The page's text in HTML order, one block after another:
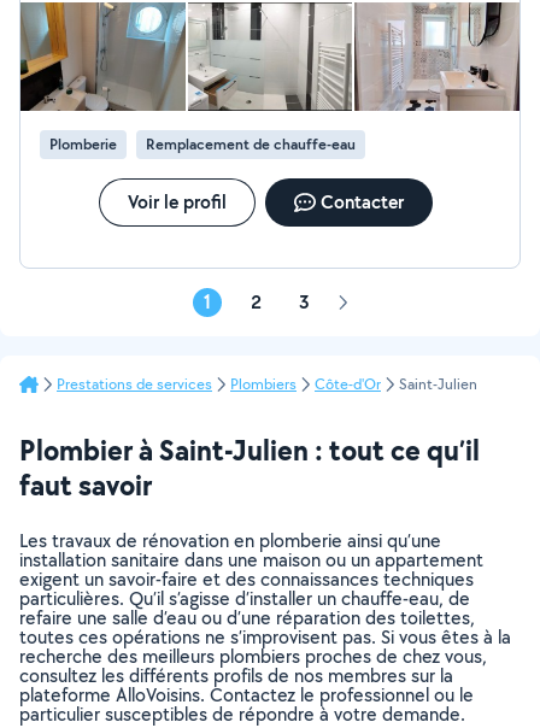
prestation.
Plomberie Remplacement de chauffe-eau
Voir le profil Contacter
1 2 3 Page
Prestations de services Plombiers Côte-d'Or Saint-Julien
Plombier à Saint-Julien : tout ce qu’il
faut savoir
Les travaux de rénovation en plomberie ainsi qu’une
installation sanitaire dans une maison ou un appartement
exigent un savoir-faire et des connaissances techniques
particulières. Qu’il s’agisse d’installer un chauffe-eau, de
refaire une salle d’eau ou d’une réparation des toilettes,
toutes ces opérations ne s’improvisent pas. Si vous êtes à la
recherche des meilleurs plombiers proches de chez vous,
consultez les différents profils de nos membres sur la
plateforme AlloVoisins. Contactez le professionnel ou le
particulier susceptibles de répondre à votre demande.